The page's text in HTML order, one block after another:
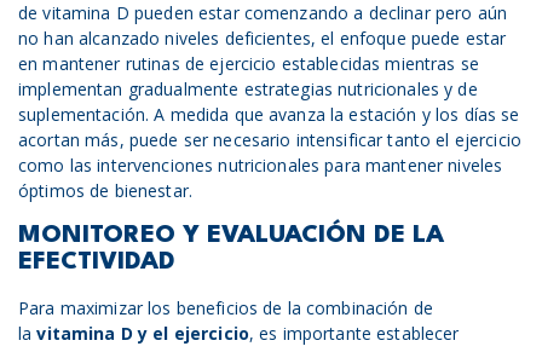
de vitamina D pueden estar comenzando a declinar pero aún
no han alcanzado niveles deficientes, el enfoque puede estar
en mantener rutinas de ejercicio establecidas mientras se
implementan gradualmente estrategias nutricionales y de
suplementación. A medida que avanza la estación y los días se
acortan más, puede ser necesario intensificar tanto el ejercicio
como las intervenciones nutricionales para mantener niveles
óptimos de bienestar.
MONITOREO Y EVALUACIÓN DE LA
EFECTIVIDAD
Para maximizar los beneficios de la combinación de
lavitamina D y el ejercicio, es importante establecer